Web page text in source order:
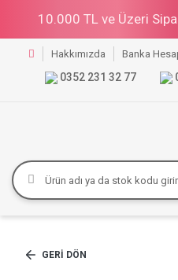
10.000 TL ve Üzeri
Hakkımızda Banka
0352 231 32 77
GERI DÖN